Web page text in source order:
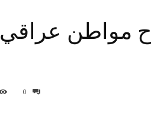
مواطن عراقي
0